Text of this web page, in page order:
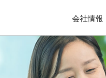
会社情報